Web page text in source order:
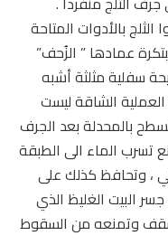
بالأدوات المتاحة
عمادها ” الزُحف”
سفلية مثلثة أشبه
الشاقة ليست
بالمحدلة بعد الجرف
تسرب الماء الى الطبقة
، وتحافظ كذلك على
البيت الغليظ الذي
وتمنعه من السقوط